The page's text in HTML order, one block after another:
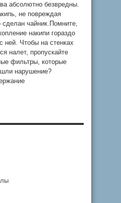
абсолютно безвредны.
не повреждая
сделан чайник.Помните,
накипи гораздо
ней. Чтобы на стенках
налет, пропускайте
фильтры, которые
нарушение?